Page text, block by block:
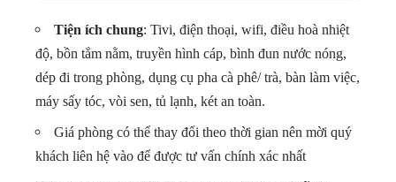
Tiện ích chung: Tivi, điện thoại, wifi, điều hoà nhiệt
độ, bồn tắm nằm, truyền hình cáp, bình đun nước nóng,
dép đi trong phòng, dụng cụ pha cà phê/ trà, bàn làm việc,
máy sấy tóc, vòi sen, tủ lạnh, két an toàn.
Giá phòng có thể thay đổi theo thời gian nên mời quý
khách liên hệ vào để được tư vấn chính xác nhất